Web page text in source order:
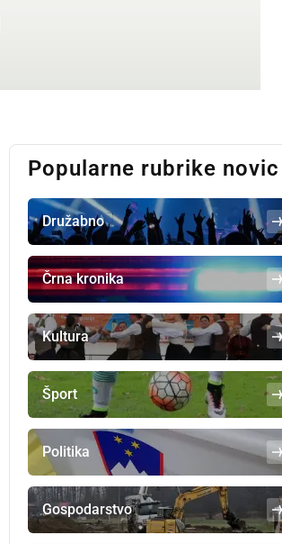
Popularne rubrike novic
Družabno
Črna kronika
Kultura
Šport
Politika
Gospodarstvo